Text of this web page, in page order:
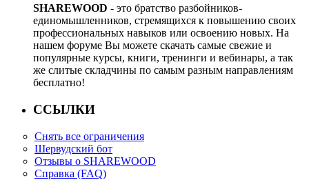
SHAREWOOD - это братство разбойников-
единомышленников, стремящихся к повышению своих
профессиональных навыков или освоению новых. На
нашем форуме Вы можете скачать самые свежие и
популярные курсы, книги, тренинги и вебинары, а так
же слитые складчины по самым разным направлениям
бесплатно!
ССЫЛКИ
Снять все ограничения
Шервудский бот
Отзывы о SHAREWOOD
Справка (FAQ)